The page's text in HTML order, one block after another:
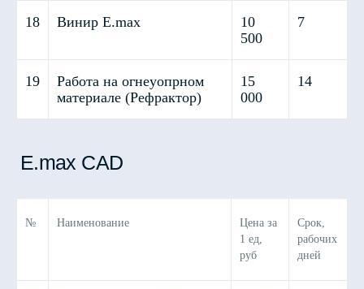
18 Винир E.max
10
500
7
19
Работа на огнеуопрном
материале (Рефрактор)
15
000
14
№ Наименование
Цена за
1 ед,
руб
Срок,
рабочих
дней